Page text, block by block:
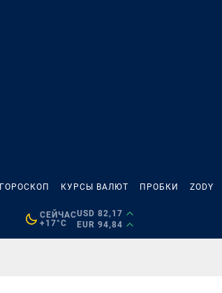
ГОРОСКОП КУРСЫ ВАЛЮТ ПРОБКИ ZODY
СЕЙЧАС
+17°C
USD 82,17
EUR 94,84